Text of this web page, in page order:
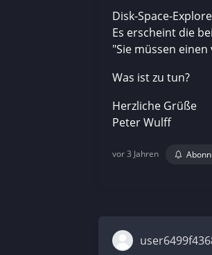
Disk-Space-
Es erscheint die
"Sie müssen
Was ist zu tun?
Herzliche Grüße
Peter Wulff
vor 3 Jahren